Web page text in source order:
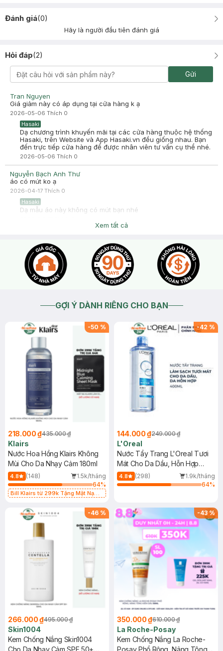
Đánh giá(0)
Hãy là người đầu tiên đánh giá
Hỏi đáp(2)
Gửi
Tran Nguyen
Giá giảm này có áp dụng tại cửa hàng k ạ
2026-05-06 Thích 0
Hasaki
Dạ chương trình khuyến mãi tại các cửa hàng thuộc hệ thống
Hasaki, trên Website và App Hasaki.vn đều giống nhau. Bạn
đến trực tiếp cửa hàng để được nhân viên tư vấn cụ thể nhé.
2026-05-06 Thích 0
Nguyễn Bạch Anh Thư
áo có mút ko ạ
2026-04-17 Thích 0
Hasaki
Dạ mẫu áo này không có mút bạn nhé
Xem tất cả
GỢI Ý DÀNH RIÊNG CHO BẠN
-50 %
218.000 ₫435.000 ₫
Klairs
Nước Hoa Hồng Klairs Không
Mùi Cho Da Nhạy Cảm 180ml
4.8 (148)
1.5k/tháng
64%
Bill Klairs từ 299k Tặng Mặt Nạ
25ml (SL Có Hạn)
-42 %
144.000 ₫249.000 ₫
L'Oreal
Nước Tẩy Trang L'Oreal Tươi
Mát Cho Da Dầu, Hỗn Hợp
400ml
4.8 (298)
1.9k/tháng
64%
-46 %
266.000 ₫495.000 ₫
Skin1004
Kem Chống Nắng Skin1004
Cho Da Nhạy Cảm SPF 50+
-43%
350.000 ₫610.000 ₫
La Roche-Posay
Kem Chống Nắng La Roche-
Posay Phổ Rộng, Nâng Tông